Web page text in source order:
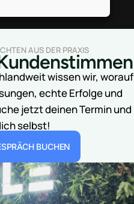
AUS DER PRAXIS
wissen wir, worauf
echte Erfolge und
jetzt deinen Termin und
selbst!
BUCHEN